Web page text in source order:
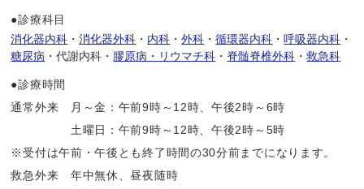
●診療科目
消化器内科
消化器外科 内科 外科 循環器内科
呼吸器内科
糖尿病
代謝内科 膠原病・リウマチ科 脊髄脊椎外科 救急科
●診療時間
通常外来 月～金：午前9時～12時、午後2時～6時
土曜日：午前9時～12時、午後2時～5時
※受付は午前・午後とも終了時間の30分前までになります。
救急外来 年中無休、昼夜随時